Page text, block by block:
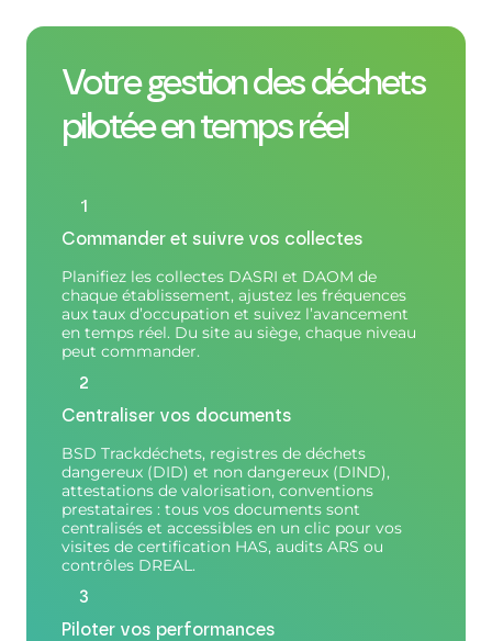
Votre gestion des déchets
pilotée en temps réel
1
Commander et suivre vos collectes
Planifiez les collectes DASRI et DAOM de
chaque établissement, ajustez les fréquences
aux taux d’occupation et suivez l’avancement
en temps réel. Du site au siège, chaque niveau
peut commander.
2
Centraliser vos documents
BSD Trackdéchets, registres de déchets
dangereux (DID) et non dangereux (DIND),
attestations de valorisation, conventions
prestataires : tous vos documents sont
centralisés et accessibles en un clic pour vos
visites de certification HAS, audits ARS ou
contrôles DREAL.
3
Piloter vos performances